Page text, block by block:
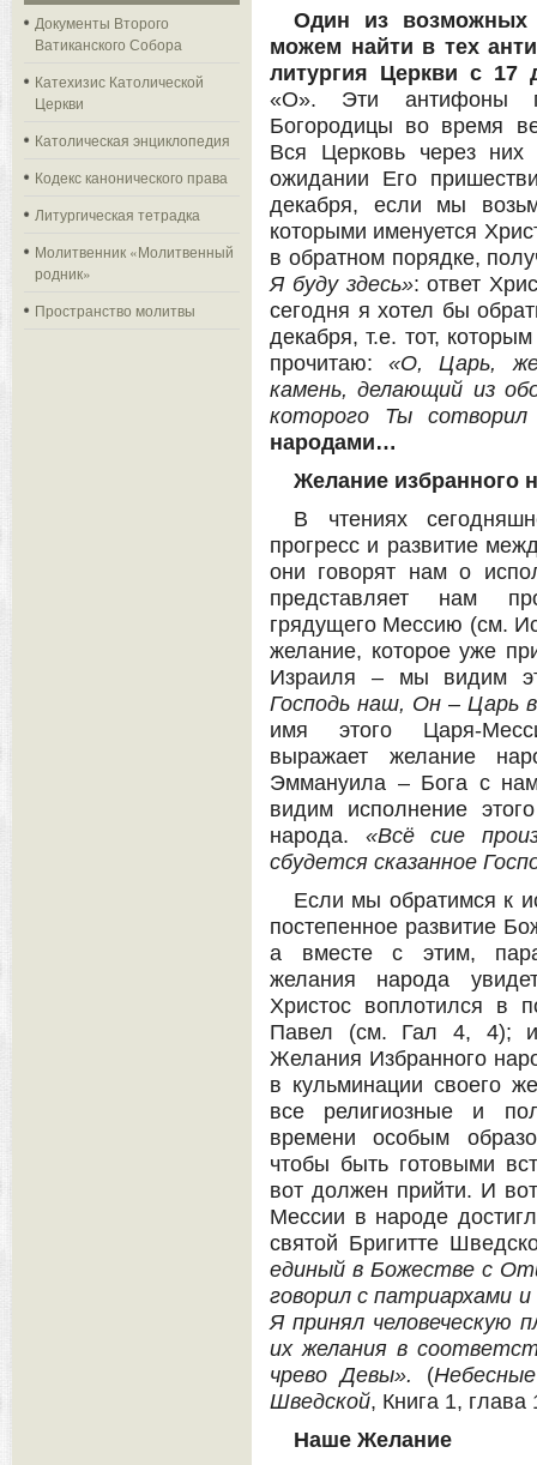
Документы Второго
Ватиканского Собора
Катехизис Католической
Церкви
Католическая энциклопедия
Кодекс канонического права
Литургическая тетрадка
Молитвенник «Молитвенный
родник»
Пространство молитвы
Один из возможных
можем найти в тех
литургия Церкви с 17
«О». Эти антифоны
Богородицы во время
Вся Церковь через
ожидании Его
декабря, если мы
которыми именуется
в обратном порядке,
Я буду здесь»: ответ
сегодня я хотел бы
декабря, т.е. тот,
прочитаю:«О, Царь,
камень, делающий из
которого Ты сотворил
народами…
Желание избранного
В чтениях
прогресс и развитие
они говорят нам о
представляет нам
грядущего Мессию (см.
желание, которое уже
Израиля – мы видим
Господь наш, Он – Царь
имя этого Царя-
выражает желание
Эммануила – Бога с
видим исполнение
народа. «Всё сие
сбудется сказанное
Если мы обратимся к
постепенное развитие
а вместе с этим,
желания народа
Христос воплотился в
Павел (см. Гал 4, 4);
Желания Избранного
в кульминации своего
все религиозные и
времени особым
чтобы быть готовыми
вот должен прийти. И
Мессии в народе
святой Бригитте
единый в Божестве с
говорил с патриархами
Я принял человеческую
их желания в
чрево Девы».
(
Шведской, Книга 1, глава
Наше Желание